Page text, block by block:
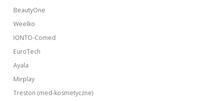
BeautyOne
Weelko
IONTO-Comed
EuroTech
Ayala
Mirplay
Treston (med-kosmetyczne)